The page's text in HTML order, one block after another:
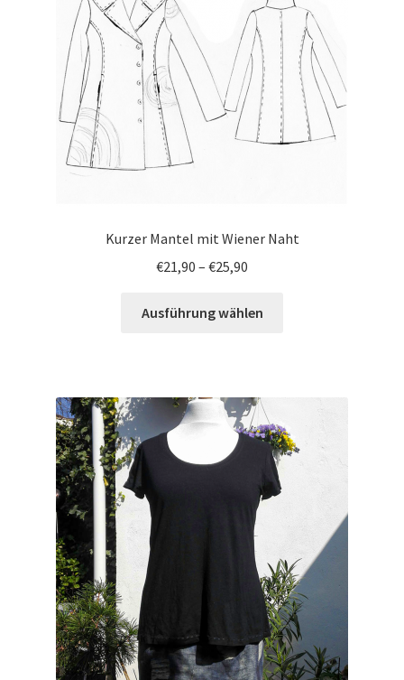
Kurzer Mantel mit Wiener Naht
€21,90 – €25,90
Ausführung wählen